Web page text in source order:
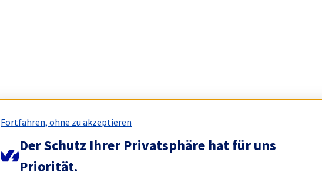
Fortfahren, ohne zu akzeptieren
Der Schutz Ihrer Privatsphäre hat für uns
Priorität.